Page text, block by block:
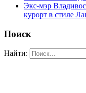
Экс-мэр
курорт в стиле
Поиск
Найти: